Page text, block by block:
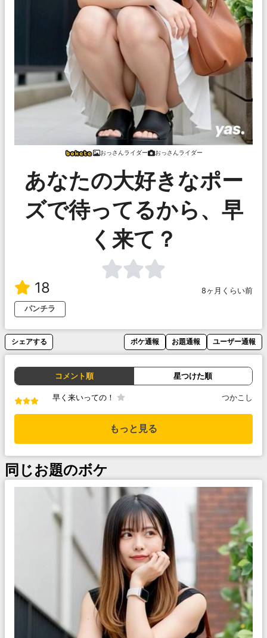
おっさんライダー おっさんライダー
あなたの大好きなポー
ズで待ってるから、早
く来て？
18
8ヶ月くらい前
パンチラ
シェアする ボケ通報 お題通報 ユーザー通報
コメント順 星つけた順
早く来いっての！ つかこし
もっと見る
同じお題のボケ